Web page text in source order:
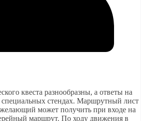
квеста разнообразны, а ответы на
стендах. Маршрутный лист
может получить при входе на
маршрут. По ходу движения в